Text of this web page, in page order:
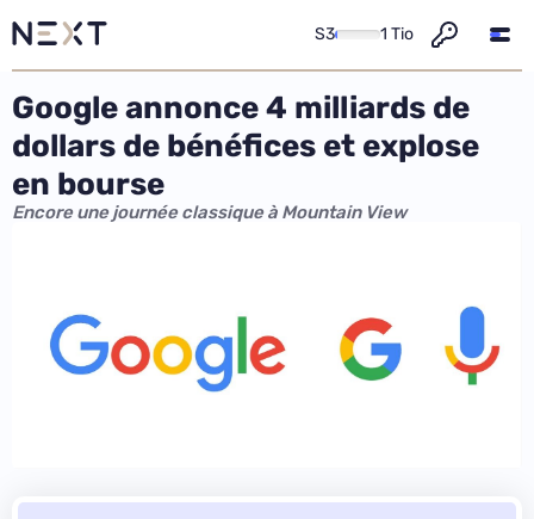
S3 1 Tio
Google annonce 4 milliards de
dollars de bénéfices et explose
en bourse
Encore une journée classique à Mountain View